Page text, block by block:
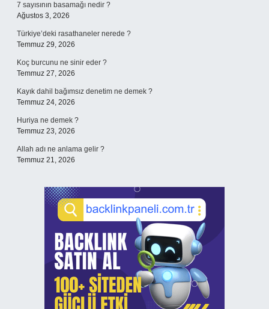
7 sayısının basamağı nedir ?
Ağustos 3, 2026
Türkiye’deki rasathaneler nerede ?
Temmuz 29, 2026
Koç burcunu ne sinir eder ?
Temmuz 27, 2026
Kayık dahil bağımsız denetim ne demek ?
Temmuz 24, 2026
Huriya ne demek ?
Temmuz 23, 2026
Allah adı ne anlama gelir ?
Temmuz 21, 2026